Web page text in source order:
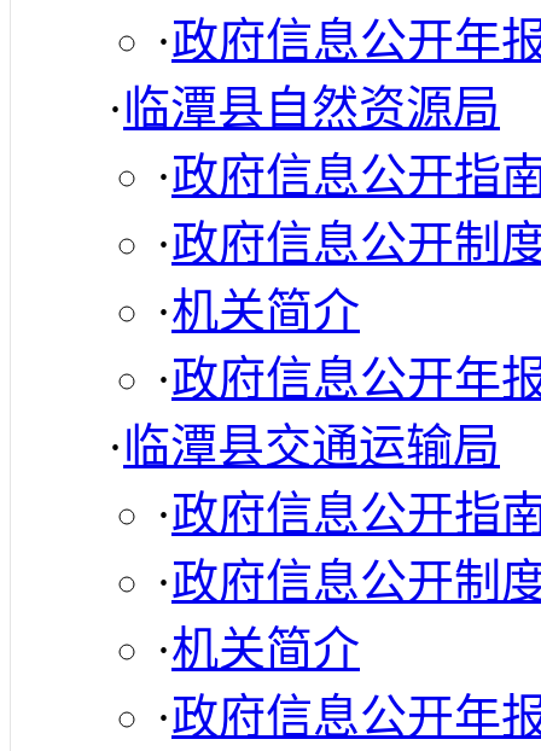
·政府信息公开年
·临潭县自然资源局
·政府信息公开指
·政府信息公开制
·机关简介
·政府信息公开年
·临潭县交通运输局
·政府信息公开指
·政府信息公开制
·机关简介
·政府信息公开年